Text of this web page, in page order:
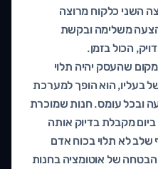
השני כלקוח מרוצה
משלימה ובקשת
הכול בזמן.
שהעסק יהיה תלוי
בעליו, הוא הופך למערכת
ובכל עומס. חנות שמוכרת
מקבלת בדיוק אותה
שלב לא תלוי בכוח אדם
של אוטומציה בחנות